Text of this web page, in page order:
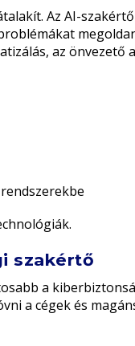
Az AI-
az önvezető
szakértő
a
a cégek és